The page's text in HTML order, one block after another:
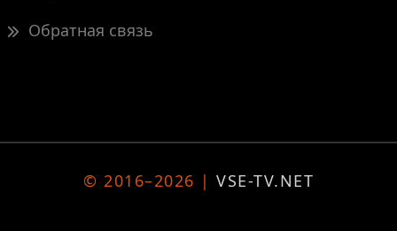
Обратная связь
© 2016–2026 | VSE-TV.NET